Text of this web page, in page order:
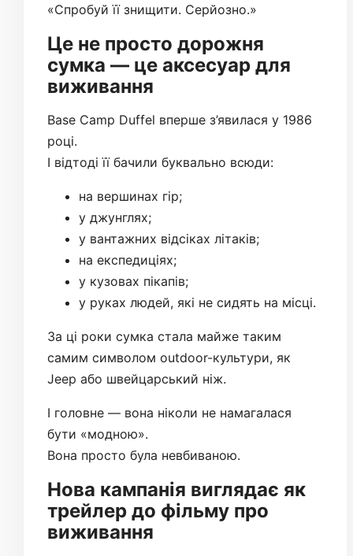
«Спробуй її знищити. Серйозно.»
Це не просто дорожня
сумка — це аксесуар для
виживання
Base Camp Duffel вперше з’явилася у 1986
році.
І відтоді її бачили буквально всюди:
на вершинах гір;
у джунглях;
у вантажних відсіках літаків;
на експедиціях;
у кузовах пікапів;
у руках людей, які не сидять на місці.
За ці роки сумка стала майже таким
самим символом outdoor-культури, як
Jeep або швейцарський ніж.
І головне — вона ніколи не намагалася
бути «модною».
Вона просто була невбиваною.
Нова кампанія виглядає як
трейлер до фільму про
виживання